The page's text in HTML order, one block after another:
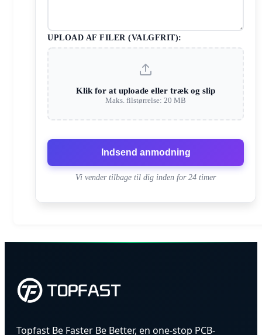
UPLOAD AF FILER (VALGFRIT):
Klik for at uploade eller træk og slip
Maks. filstørrelse: 20 MB
Indsend anmodning
Vi vender tilbage til dig inden for 24 timer
Topfast Be Faster Be Better, en one-stop PCB-